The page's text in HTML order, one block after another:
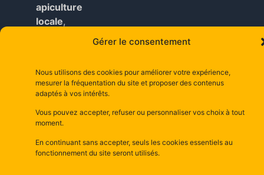
Gérer le consentement
Nous utilisons des cookies pour améliorer votre expérience,
mesurer la fréquentation du site et proposer des contenus
adaptés à vos intérêts.
Vous pouvez accepter, refuser ou personnaliser vos choix à tout
moment.
En continuant sans accepter, seuls les cookies essentiels au
fonctionnement du site seront utilisés.
apiculture
locale,
à tous
nos
depuis 1981–Mentions Légales